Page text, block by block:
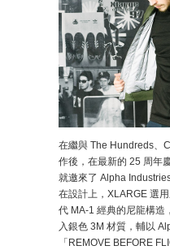
在繼與 The Hundreds、
作後，在最新的 25 周年
就邀來了 Alpha
在設計上，XLARGE 選
代 MA-1 經典的尼龍構造
入銀色 3M 材質，輔以
「REMOVE BEFORE